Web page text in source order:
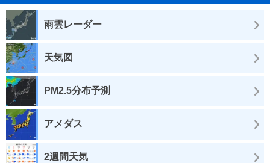
雨雲レーダー
天気図
PM2.5分布予測
アメダス
2週間天気